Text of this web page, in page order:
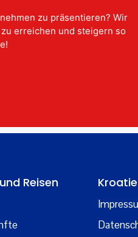
zu präsentieren? Wir
erreichen und steigern so
Reisen